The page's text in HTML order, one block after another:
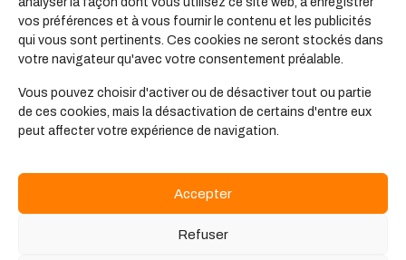
vos préférences et à vous fournir le contenu et les publicités
qui vous sont pertinents. Ces cookies ne seront stockés dans
votre navigateur qu'avec votre consentement préalable.
Vous pouvez choisir d'activer ou de désactiver tout ou partie
de ces cookies, mais la désactivation de certains d'entre eux
peut affecter votre expérience de navigation.
Accepter
Refuser
Secteur de
l'éducation populaire et de l'animation
Les formations